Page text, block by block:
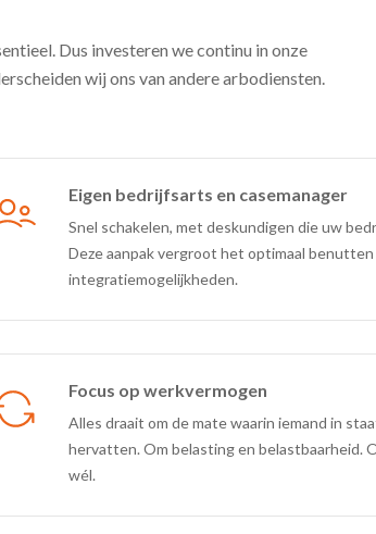
Dus investeren we continu in onze
wij ons van andere arbodiensten.
Eigen bedrijfsarts en casemanager
Snel schakelen, met deskundigen die uw
Deze aanpak vergroot het optimaal benutten
integratiemogelijkheden.
Focus op werkvermogen
Alles draait om de mate waarin iemand in
hervatten. Om belasting en belastbaarheid.
wél.